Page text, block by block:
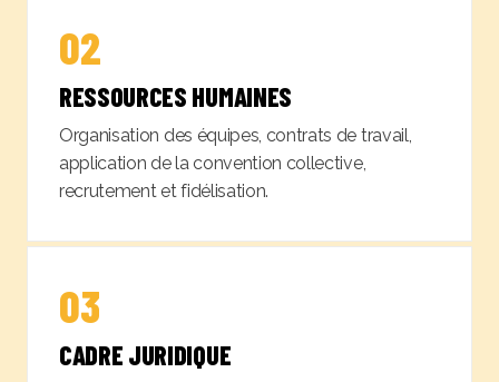
02
RESSOURCES HUMAINES
Organisation des équipes, contrats de travail,
application de la convention collective,
recrutement et fidélisation.
03
CADRE JURIDIQUE